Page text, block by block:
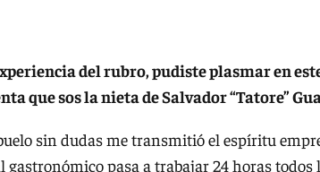
del rubro, pudiste plasmar en
que sos la nieta de Salvador “Tatore”
sin dudas me transmitió el espíritu
gastronómico pasa a trabajar 24 horas todos